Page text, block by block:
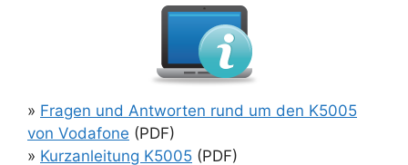
» Fragen und Antworten rund um den K5005
von Vodafone (PDF)
» Kurzanleitung K5005 (PDF)